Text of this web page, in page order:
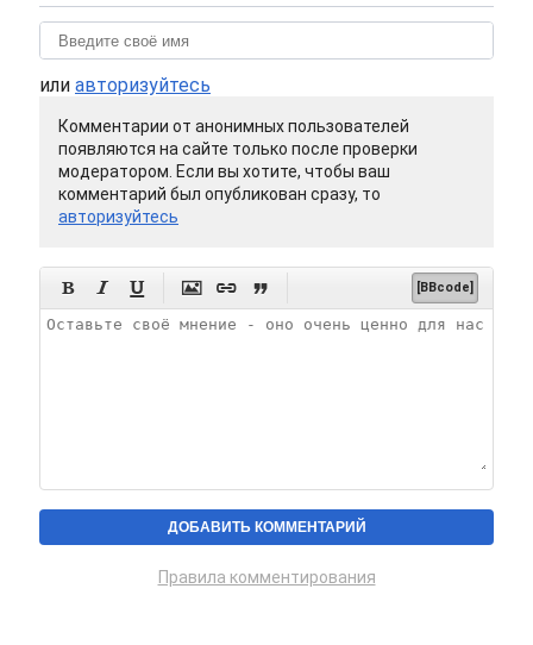
или авторизуйтесь
Комментарии от анонимных пользователей
появляются на сайте только после проверки
модератором. Если вы хотите, чтобы ваш
комментарий был опубликован сразу, то
авторизуйтесь
      [BBcode]
Правила комментирования